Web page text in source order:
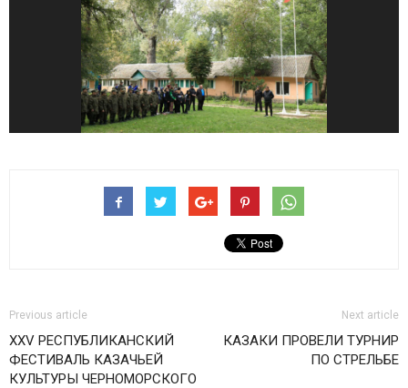
Previous article
XXV РЕСПУБЛИКАНСКИЙ
ФЕСТИВАЛЬ КАЗАЧЬЕЙ
КУЛЬТУРЫ ЧЕРНОМОРСКОГО
Next article
КАЗАКИ ПРОВЕЛИ ТУРНИР
ПО СТРЕЛЬБЕ